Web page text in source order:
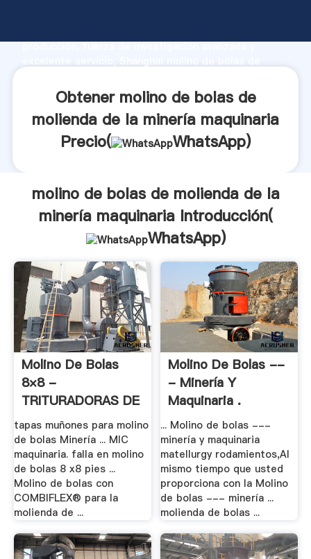
producción, fuerza de investigación avanzada y
valor y aporta valores a todos los clientes.
Obtener molino de bolas de
molienda de la minería maquinaria
Precio(
WhatsApp)
molino de bolas de molienda de la
minería maquinaria Introducción(
WhatsApp)
Molino De Bolas
8×8 -
TRITURADORAS DE
ROCA, .
tapas muñones para molino
de bolas Minería ... MIC
maquinaria. falla en molino
de bolas 8 x8 pies ...
Molino de bolas con
COMBIFLEX® para la
molienda de ...
Molino De Bolas --
- Minería Y
Maquinaria .
... Molino de bolas ---
minería y maquinaria
matellurgy rodamientos,Al
mismo tiempo que usted
proporciona con la Molino
de bolas --- minería ...
molienda de bolas ...